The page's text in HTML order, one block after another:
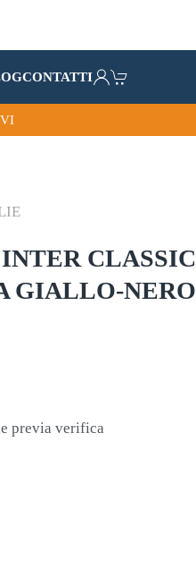
CONTATTI
CLASSIC
GIALLO-NERO
previa verifica